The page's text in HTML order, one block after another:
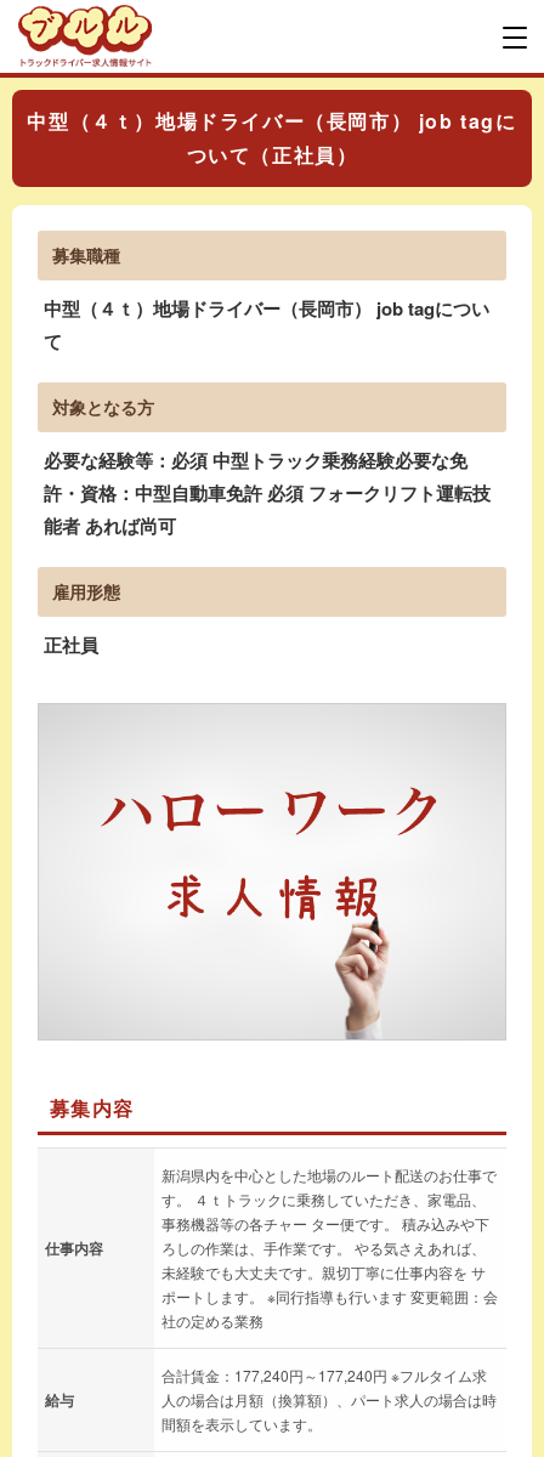
中型（４ｔ）地場ドライバー（長岡市） job tagに
ついて（正社員）
募集職種
中型（４ｔ）地場ドライバー（長岡市） job tagについ
て
対象となる方
必要な経験等：必須 中型トラック乗務経験必要な免
許・資格：中型自動車免許 必須 フォークリフト運転技
能者 あれば尚可
雇用形態
正社員
募集内容
仕事内容
新潟県内を中心とした地場のルート配送のお仕事で
す。 ４ｔトラックに乗務していただき、家電品、
事務機器等の各チャー ター便です。 積み込みや下
ろしの作業は、手作業です。 やる気さえあれば、
未経験でも大丈夫です。親切丁寧に仕事内容を サ
ポートします。 ※同行指導も行います 変更範囲：会
社の定める業務
給与
合計賃金：177,240円～177,240円 ※フルタイム求
人の場合は月額（換算額）、パート求人の場合は時
間額を表示しています。